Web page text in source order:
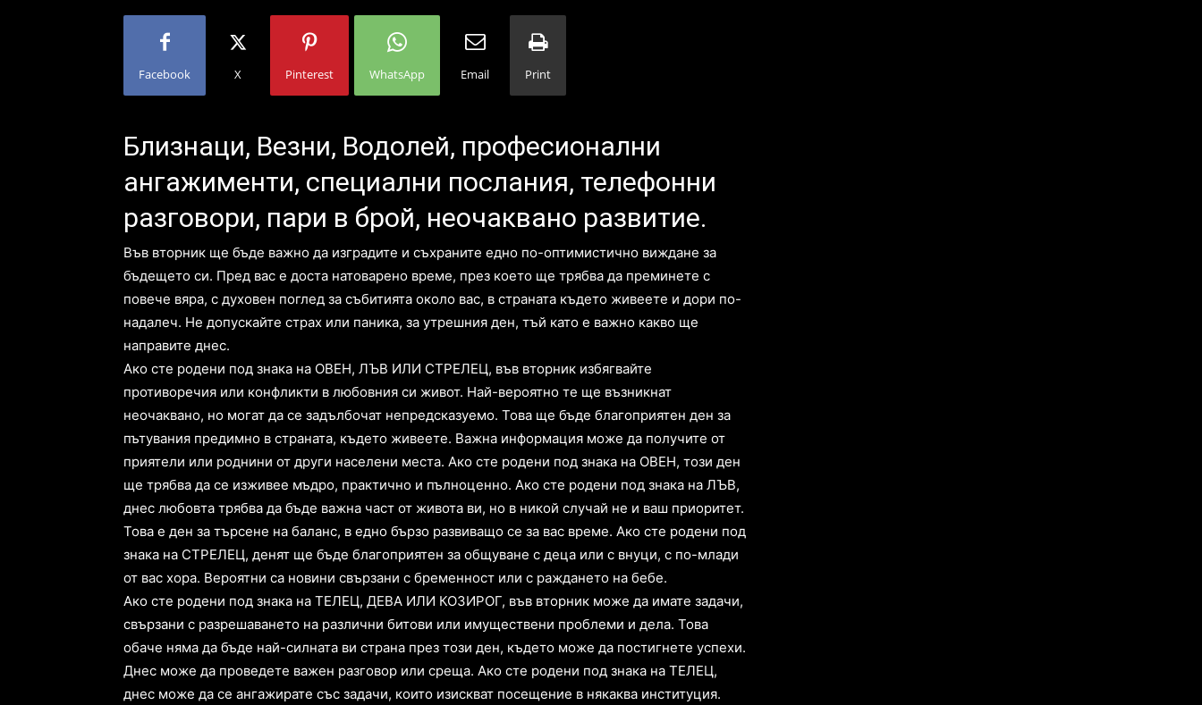
Facebook X Pinterest WhatsApp Email Print
Близнаци, Везни, Водолей, професионални
ангажименти, специални послания, телефонни
разговори, пари в брой, неочаквано развитие.
Във вторник ще бъде важно да изградите и съхраните едно по-оптимистично виждане за
бъдещето си. Пред вас е доста натоварено време, през което ще трябва да преминете с
повече вяра, с духовен поглед за събитията около вас, в страната където живеете и дори по-
надалеч. Не допускайте страх или паника, за утрешния ден, тъй като е важно какво ще
направите днес.
Ако сте родени под знака на ОВЕН, ЛЪВ ИЛИ СТРЕЛЕЦ, във вторник избягвайте
противоречия или конфликти в любовния си живот. Най-вероятно те ще възникнат
неочаквано, но могат да се задълбочат непредсказуемо. Това ще бъде благоприятен ден за
пътувания предимно в страната, където живеете. Важна информация може да получите от
приятели или роднини от други населени места. Ако сте родени под знака на ОВЕН, този ден
ще трябва да се изживее мъдро, практично и пълноценно. Ако сте родени под знака на ЛЪВ,
днес любовта трябва да бъде важна част от живота ви, но в никой случай не и ваш приоритет.
Това е ден за търсене на баланс, в едно бързо развиващо се за вас време. Ако сте родени под
знака на СТРЕЛЕЦ, денят ще бъде благоприятен за общуване с деца или с внуци, с по-млади
от вас хора. Вероятни са новини свързани с бременност или с раждането на бебе.
Ако сте родени под знака на ТЕЛЕЦ, ДЕВА ИЛИ КОЗИРОГ, във вторник може да имате задачи,
свързани с разрешаването на различни битови или имуществени проблеми и дела. Това
обаче няма да бъде най-силната ви страна през този ден, където може да постигнете успехи.
Днес може да проведете важен разговор или среща. Ако сте родени под знака на ТЕЛЕЦ,
днес може да се ангажирате със задачи, които изискват посещение в някаква институция.